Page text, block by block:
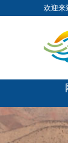
欢迎来